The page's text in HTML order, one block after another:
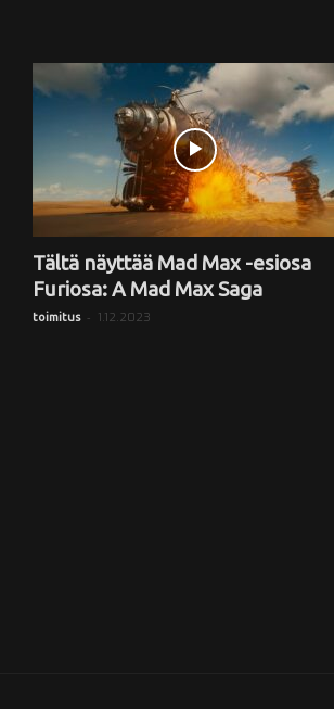
Tältä näyttää Mad Max -esiosa
Furiosa: A Mad Max Saga
toimitus - 1.12.2023